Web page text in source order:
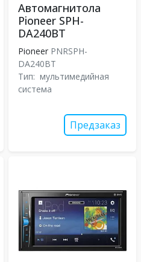
Автомагнитола
Pioneer SPH-
DA240BT
Pioneer PNRSPH-
DA240BT
Тип: мультимедийная
система
Предзаказ